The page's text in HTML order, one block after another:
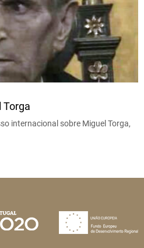
Torga
internacional sobre Miguel Torga,